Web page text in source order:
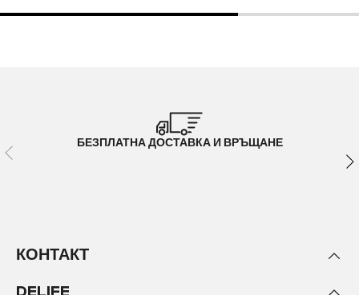
БЕЗПЛАТНА ДОСТАВКА И ВРЪЩАНЕ
КОНТАКТ